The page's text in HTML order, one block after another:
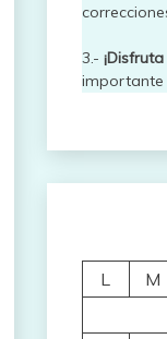
3.-
importante
L
M